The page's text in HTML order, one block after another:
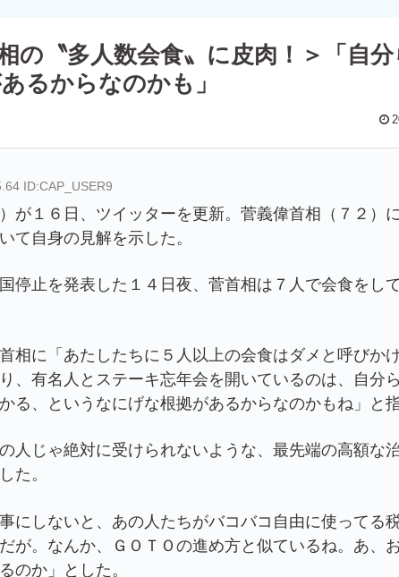
の〝多人数会食〟に皮肉！＞「自
るからなのかも」
ID:CAP_USER9
が１６日、ツイッターを更新。菅義偉首相（７２）
て自身の見解を示した。
停止を発表した１４日夜、菅首相は７人で会食をし
相に「あたしたちに５人以上の会食はダメと呼びか
、有名人とステーキ忘年会を開いているのは、自分
る、というなにげな根拠があるからなのかもね」と指
人じゃ絶対に受けられないような、最先端の高額な
た。
にしないと、あの人たちがバコバコ自由に使ってる
が。なんか、ＧＯＴＯの進め方と似ているね。あ、
のか」とした。